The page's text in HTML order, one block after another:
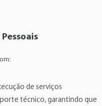
de serviços
técnico, garantindo que